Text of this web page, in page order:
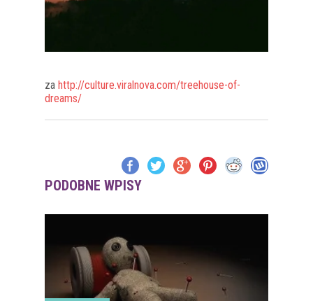
za http://culture.viralnova.com/treehouse-of-
dreams/
PODOBNE WPISY